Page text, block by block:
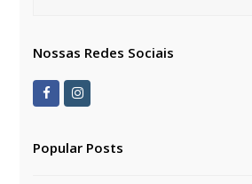
Nossas Redes Sociais
FacebookInstagram
Popular Posts